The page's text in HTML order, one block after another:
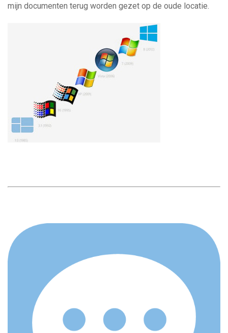
mijn documenten terug worden gezet op de oude locatie.